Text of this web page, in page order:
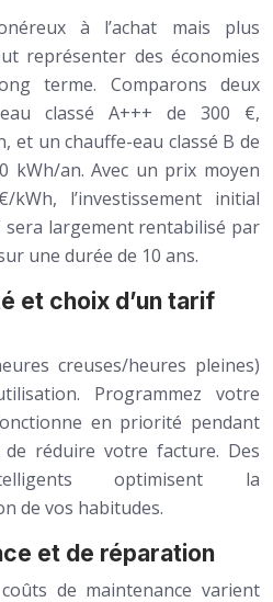
à l’achat mais plus
représenter des économies
terme. Comparons deux
classé A+++ de 300 €,
et un chauffe-eau classé B de
kWh/an. Avec un prix moyen
l’investissement initial
largement rentabilisé par
une durée de 10 ans.
et choix d’un tarif
creuses/heures pleines)
Programmez votre
en priorité pendant
réduire votre facture. Des
optimisent la
de vos habitudes.
et de réparation
de maintenance varient